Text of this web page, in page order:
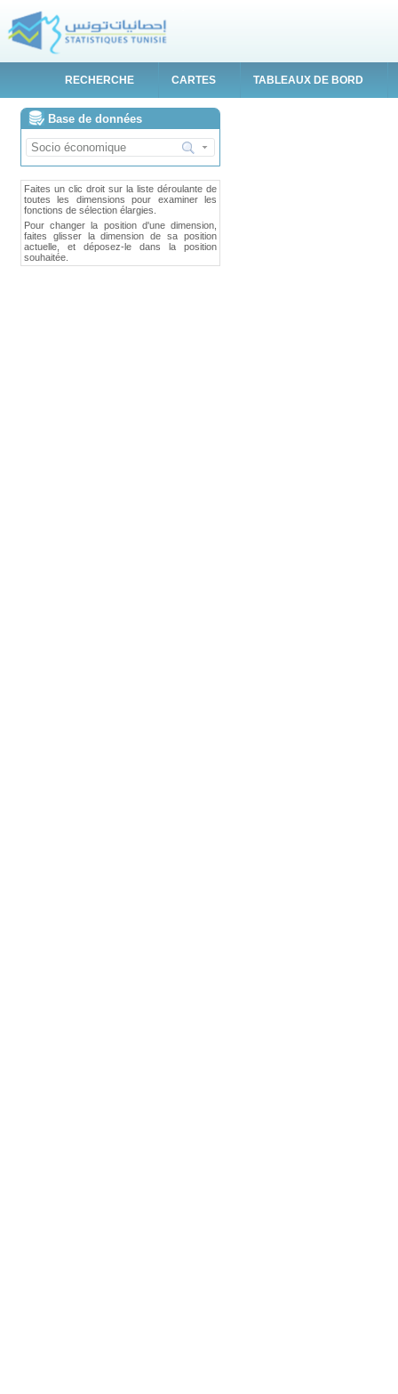
RECHERCHE CARTES TABLEAUX DE BORD
Base de données
Faites un clic droit sur la liste déroulante de
toutes les dimensions pour examiner les
fonctions de sélection élargies.
Pour changer la position d'une dimension,
faites glisser la dimension de sa position
actuelle, et déposez-le dans la position
souhaitée.